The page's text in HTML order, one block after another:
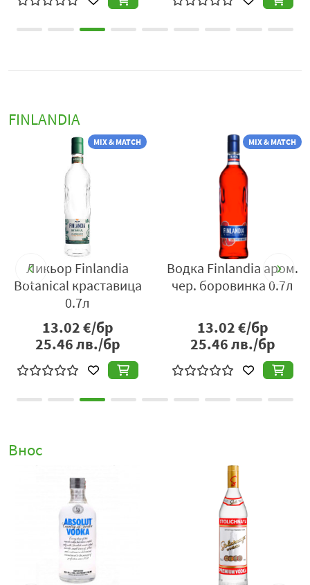
Казанджията“ №8, гр. София 1766, България, тел.:
FINLANDIA
MIX & MATCH
Ликьор Finlandia
Botanical краставица
0.7л
13.02€/бр
25.46лв./бр
MIX & MATCH
Водка Finlandia аром.
чер. боровинка 0.7л
13.02€/бр
25.46лв./бр
Внос